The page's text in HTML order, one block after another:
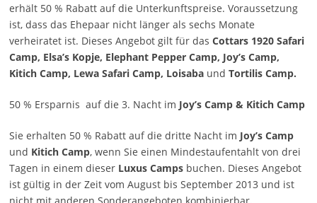
erhält 50 % Rabatt auf die Unterkunftspreise. Voraussetzung
ist, dass das Ehepaar nicht länger als sechs Monate
verheiratet ist. Dieses Angebot gilt für das Cottars 1920 Safari
Camp, Elsa’s Kopje, Elephant Pepper Camp, Joy’s Camp,
Kitich Camp, Lewa Safari Camp, Loisaba und Tortilis Camp.
50 % Ersparnis auf die 3. Nacht im Joy’s Camp & Kitich Camp
Sie erhalten 50 % Rabatt auf die dritte Nacht im Joy’s Camp
und Kitich Camp, wenn Sie einen Mindestaufentahlt von drei
Tagen in einem dieser Luxus Campsbuchen. Dieses Angebot
ist gültig in der Zeit vom August bis September 2013 und ist
nicht mit anderen Sonderangeboten kombinierbar.